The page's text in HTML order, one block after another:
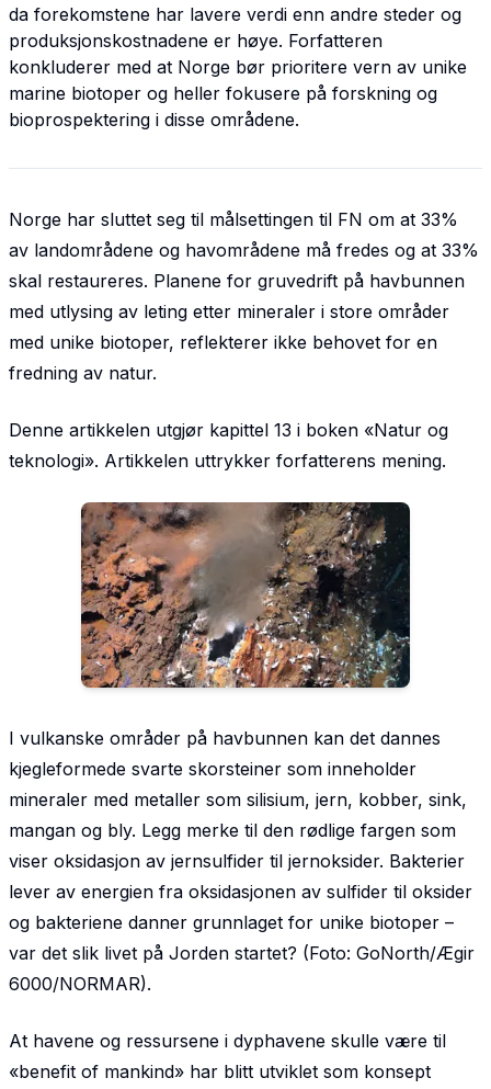
da forekomstene har lavere verdi enn andre steder og
produksjonskostnadene er høye. Forfatteren
konkluderer med at Norge bør prioritere vern av unike
marine biotoper og heller fokusere på forskning og
bioprospektering i disse områdene.
Norge har sluttet seg til målsettingen til FN om at 33%
av landområdene og havområdene må fredes og at 33%
skal restaureres. Planene for gruvedrift på havbunnen
med utlysing av leting etter mineraler i store områder
med unike biotoper, reflekterer ikke behovet for en
fredning av natur.
Denne artikkelen utgjør kapittel 13 i boken «Natur og
teknologi». Artikkelen uttrykker forfatterens mening.
I vulkanske områder på havbunnen kan det dannes
kjegleformede svarte skorsteiner som inneholder
mineraler med metaller som silisium, jern, kobber, sink,
mangan og bly. Legg merke til den rødlige fargen som
viser oksidasjon av jernsulfider til jernoksider. Bakterier
lever av energien fra oksidasjonen av sulfider til oksider
og bakteriene danner grunnlaget for unike biotoper –
var det slik livet på Jorden startet? (Foto: GoNorth/Ægir
6000/NORMAR).
At havene og ressursene i dyphavene skulle være til
«benefit of mankind» har blitt utviklet som konsept